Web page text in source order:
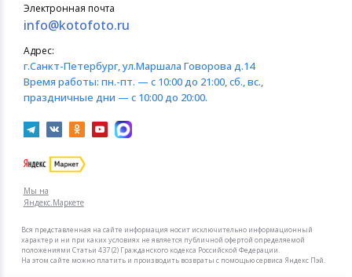
Мы на
Яндекс.Маркете
Электронная почта
info@kotofoto.ru
Адрес:
г.Санкт-Петербург, ул.Маршала Говорова д.14
Время работы: пн.-пт. — с 10:00 до 21:00, сб., вс.,
праздничные дни — с 10:00 до 20:00.
Вся представленная на сайте информация носит исключительно информационный
характер и ни при каких условиях не является публичной офертой определяемой
положениями Статьи 437 (2) Гражданского кодекса Российской Федерации.
На этом сайте можно платить и производить возвраты с помощью сервиса Яндекс Пэй.